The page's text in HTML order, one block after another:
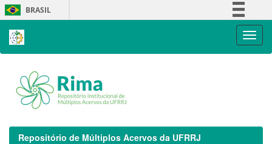
Skip
navigation
BRASIL
Repositório de Múltiplos Acervos da UFRRJ